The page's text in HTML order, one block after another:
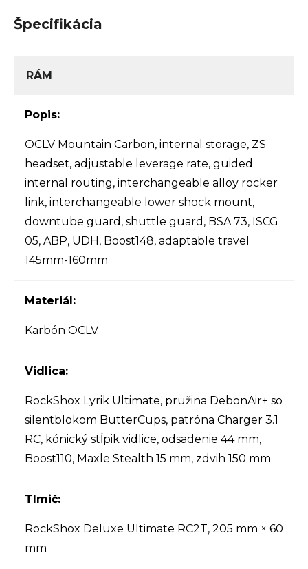
Špecifikácia
RÁM
Popis:
OCLV Mountain Carbon, internal storage, ZS
headset, adjustable leverage rate, guided
internal routing, interchangeable alloy rocker
link, interchangeable lower shock mount,
downtube guard, shuttle guard, BSA 73, ISCG
05, ABP, UDH, Boost148, adaptable travel
145mm-160mm
Materiál:
Karbón OCLV
Vidlica:
RockShox Lyrik Ultimate, pružina DebonAir+ so
silentblokom ButterCups, patróna Charger 3.1
RC, kónický stĺpik vidlice, odsadenie 44 mm,
Boost110, Maxle Stealth 15 mm, zdvih 150 mm
Tlmič:
RockShox Deluxe Ultimate RC2T, 205 mm × 60
mm